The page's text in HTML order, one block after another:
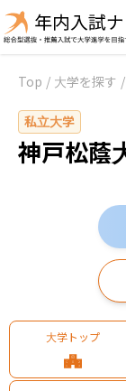
Top / 大学を探す /
私立大学
神戸松蔭
大学トップ